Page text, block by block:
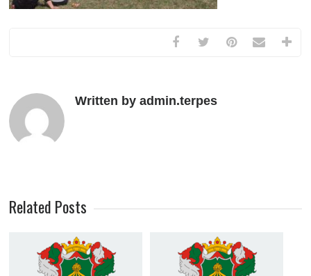
Written by admin.terpes
Related Posts